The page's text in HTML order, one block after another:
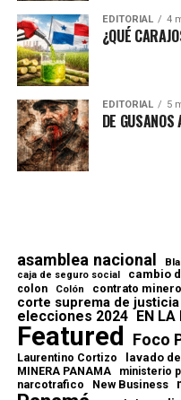
EDITORIAL 4
¿QUÉ
EDITORIAL 5
DE
asamblea nacional
caja de seguro social cambio
colon Colón contrato minero
corte suprema de justicia
elecciones 2024 EN LA
Featured Foco
Laurentino Cortizo lavado
MINERA PANAMA ministerio
narcotrafico New Business